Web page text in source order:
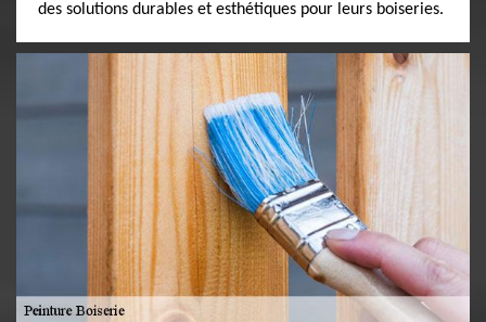
des solutions durables et esthétiques pour leurs boiseries.